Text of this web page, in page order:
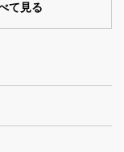
て見る